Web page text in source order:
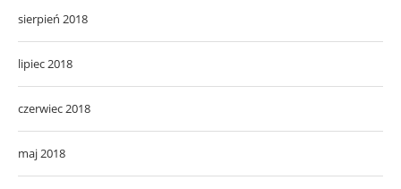
sierpień 2018
lipiec 2018
czerwiec 2018
maj 2018